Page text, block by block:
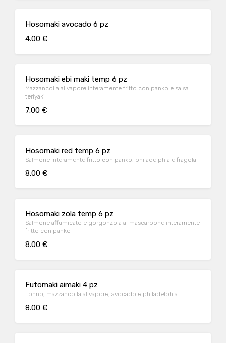
Hosomaki avocado 6 pz
4.00 €
Hosomaki ebi maki temp 6 pz
Mazzancolla al vapore interamente fritto con panko e salsa
teriyaki
7.00 €
Hosomaki red temp 6 pz
Salmone interamente fritto con panko, philadelphia e fragola
8.00 €
Hosomaki zola temp 6 pz
Salmone affumicato e gorgonzola al mascarpone interamente
fritto con panko
8.00 €
Futomaki aimaki 4 pz
Tonno, mazzancolla al vapore, avocado e philadelphia
8.00 €